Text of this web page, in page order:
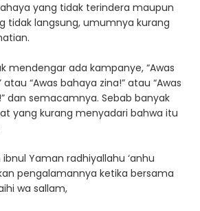
yang tidak terindera maupun
tidak langsung, umumnya kurang
mendengar ada kampanye, “Awas
atau “Awas bahaya zina!” atau “Awas
dan semacamnya. Sebab banyak
yang kurang menyadari bahwa itu
Yaman radhiyallahu ‘anhu
pengalamannya ketika bersama
wa sallam,